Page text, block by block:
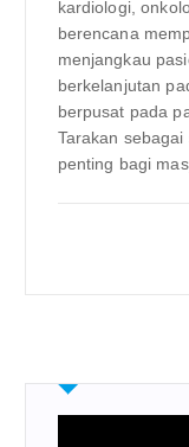
kardiologi,
berencana
menjangkau
berkelanjutan
berpusat pada
Tarakan
penting bagi